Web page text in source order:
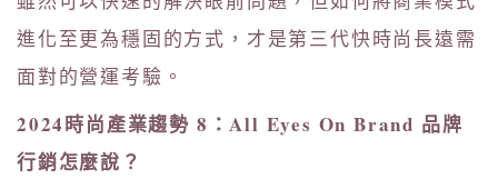
進化至更為穩固的方式，才是第三代快時尚長遠需
面對的營運考驗。
2024時尚產業趨勢 8：All Eyes On Brand 品牌
行銷怎麼說？